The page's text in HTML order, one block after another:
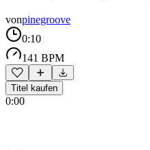
vonpinegroove
0:10
141 BPM
Titel kaufen
0:00